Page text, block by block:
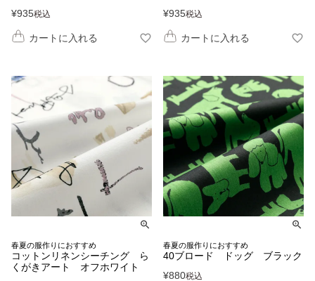
¥935税込
カートに入れる
¥935税込
カートに入れる
春夏の服作りにおすすめ
コットンリネンシーチング ら
くがきアート オフホワイト
春夏の服作りにおすすめ
40ブロード ドッグ ブラック
¥880税込